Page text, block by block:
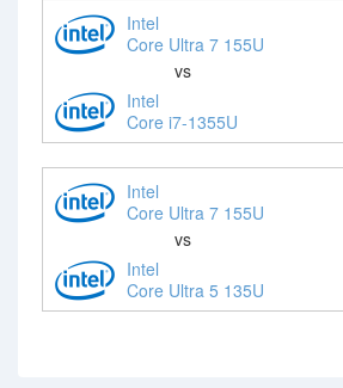
Intel
Core Ultra 7 155U
vs
Intel
Core i7-1355U
Intel
Core Ultra 7 155U
vs
Intel
Core Ultra 5 135U